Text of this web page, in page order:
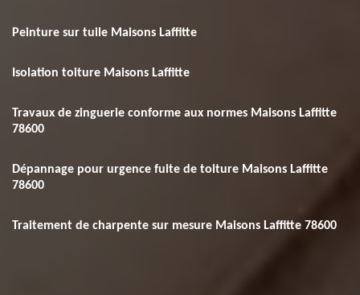
Peinture sur tuile Maisons Laffitte
Isolation toiture Maisons Laffitte
Travaux de zinguerie conforme aux normes Maisons Laffitte
78600
Dépannage pour urgence fuite de toiture Maisons Laffitte
78600
Traitement de charpente sur mesure Maisons Laffitte 78600